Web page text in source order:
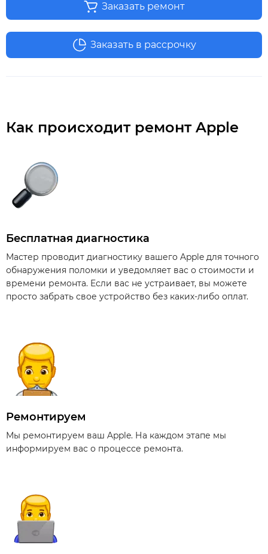
Заказать ремонт
Заказать в рассрочку
Как происходит ремонт Apple
Бесплатная диагностика
Мастер проводит диагностику вашего Apple для точного
обнаружения поломки и уведомляет вас о стоимости и
времени ремонта. Если вас не устраивает, вы можете
просто забрать свое устройство без каких-либо оплат.
Ремонтируем
Мы ремонтируем ваш Apple. На каждом этапе мы
информируем вас о процессе ремонта.